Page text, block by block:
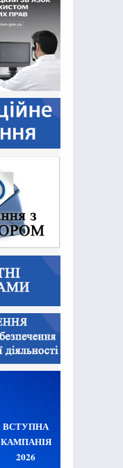
ВСТУПНА
КАМПАНІЯ
2026